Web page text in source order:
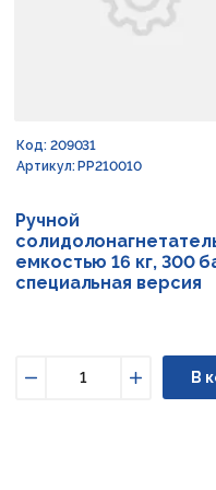
Код: 209031
Артикул: PP210010
Ручной
емкостью 16 кг, 300
специальная версия
В